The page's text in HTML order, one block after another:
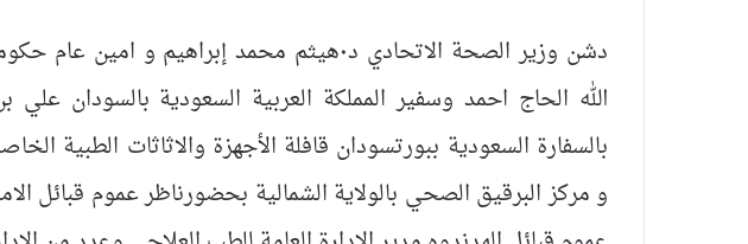
الله الحاج احمد وسفير المملكة العربية السعودية بالسودان
بالسفارة السعودية ببورتسودان قافلة الأجهزة والاثاثات الطبية
و مركز البرقيق الصحي بالولاية الشمالية بحضورناظر عموم قبائل